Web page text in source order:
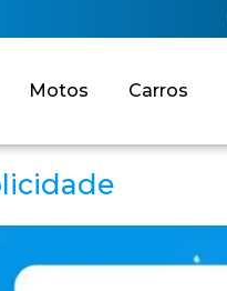
Motos Carros